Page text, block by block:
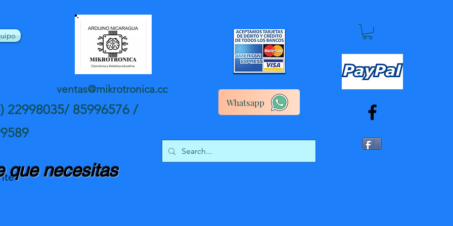
Whatsapp
22998035/ 85996576 /
ventas@mikrotronica.cc
que necesitas